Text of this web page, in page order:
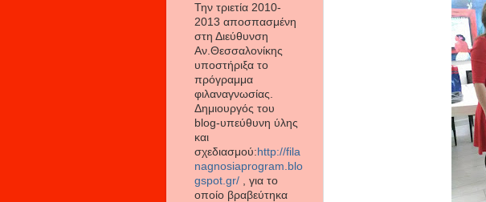
Την τριετία 2010-
2013 αποσπασμένη
στη Διεύθυνση
Αν.Θεσσαλονίκης
υποστήριξα το
πρόγραμμα
φιλαναγνωσίας.
Δημιουργός του
blog-υπεύθυνη ύλης
και
σχεδιασμού:http://fila
nagnosiaprogram.blo
gspot.gr/ , για το
οποίο βραβεύτηκα